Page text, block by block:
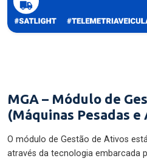
MGA – Módulo de
(Máquinas Pesadas
O módulo de Gestão de Ativos
através da tecnologia embarcada